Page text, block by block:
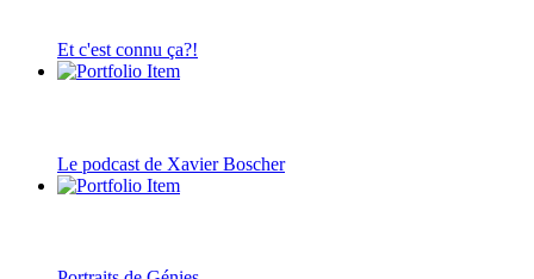
Et c'est connu ça?!
Le podcast de Xavier Boscher